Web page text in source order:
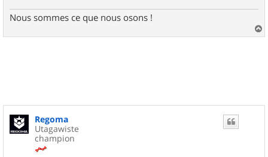
Nous sommes ce que nous osons !
a
Regoma
Utagawiste
champion